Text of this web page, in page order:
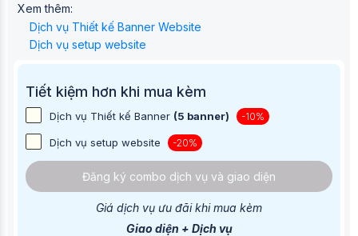
Xem thêm:
Dịch vụ Thiết kế Banner Website
Dịch vụ setup website
Tiết kiệm hơn khi mua kèm
Dịch vụ Thiết kế Banner (5 banner) -10%
Dịch vụ setup website -20%
Đăng ký combo dịch vụ và giao diện
Giá dịch vụ ưu đãi khi mua kèm
Giao diện + Dịch vụ